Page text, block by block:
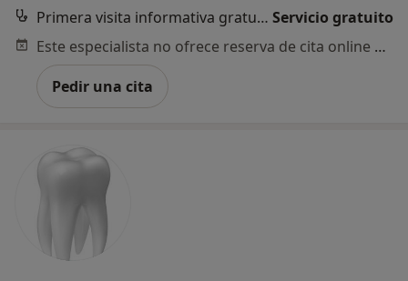
Primera visita informativa gratuita Servicio gratuito
Este especialista no ofrece reserva de cita online en esta dirección.
Pedir una cita